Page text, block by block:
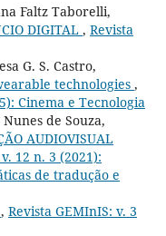
Faltz Taborelli,
DIGITAL , Revista
G. S. Castro,
technologies ,
Cinema e Tecnologia
de Souza,
AUDIOVISUAL
12 n. 3 (2021):
de tradução e
, Revista GEMInIS: v. 3